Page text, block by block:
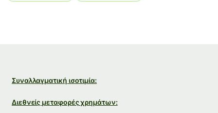
Συναλλαγματική ισοτιμία:
Διεθνείς μεταφορές χρημάτων: